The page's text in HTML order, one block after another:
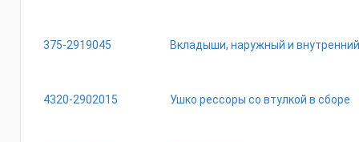
375-2919045 Вкладыши, наружный и
4320-2902015 Ушко рессоры со втулкой в сборе